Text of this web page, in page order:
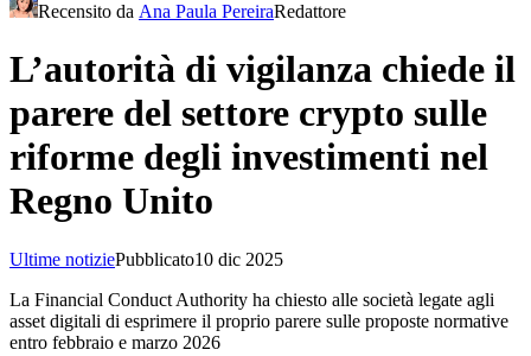
Recensito da Ana Paula PereiraRedattore
L’autorità di vigilanza chiede il
parere del settore crypto sulle
riforme degli investimenti nel
Regno Unito
Ultime notiziePubblicato10 dic 2025
La Financial Conduct Authority ha chiesto alle società legate agli
asset digitali di esprimere il proprio parere sulle proposte normative
entro febbraio e marzo 2026